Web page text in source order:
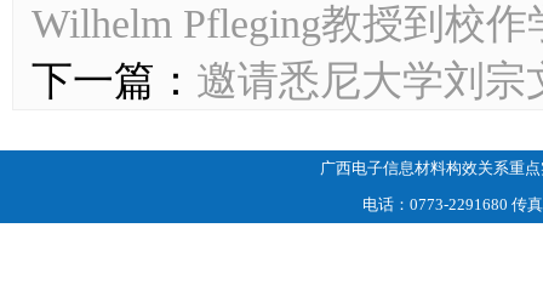
Wilhelm Pfleging教授到校
下一篇： 邀请悉尼大学刘宗
广西电子信息材料构效关系重
电话：0773-2291680 传